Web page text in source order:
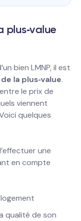
plus‐value
bien LMNP, il est
la plus‐value.
le prix de
viennent
quelques
une
en compte
qualité de son